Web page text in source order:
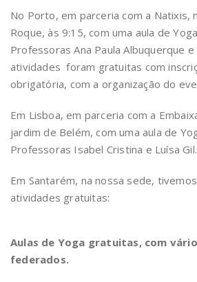
No Porto, em parceria com a Natixis,
Roque, às 9:15, com uma aula de
Professoras Ana Paula Albuquerque e
atividades foram gratuitas com
obrigatória, com a organização do
Em Lisboa, em parceria com a
jardim de Belém, com uma aula de
Professoras Isabel Cristina e Luísa Gil.
Em Santarém, na nossa sede,
atividades gratuitas:
Aulas de Yoga gratuitas, com
federados.